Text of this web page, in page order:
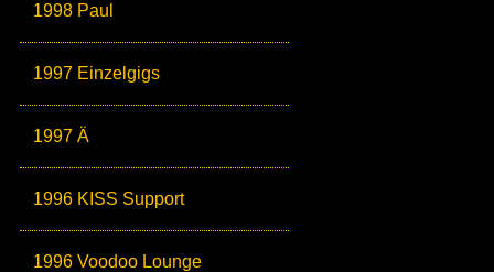
1998 Paul
1997 Einzelgigs
1997 Ä
1996 KISS Support
1996 Voodoo Lounge